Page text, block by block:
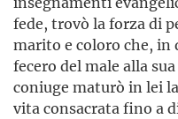
fede, trovò la forza di
marito e coloro che,
fecero del male alla
coniuge maturò in lei
vita consacrata fino a